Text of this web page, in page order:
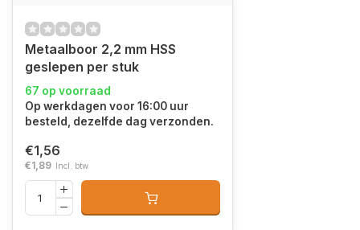
Metaalboor 2,2 mm HSS
geslepen per stuk
67 op voorraad
Op werkdagen voor 16:00 uur
besteld, dezelfde dag verzonden.
€1,56
€1,89 Incl. btw